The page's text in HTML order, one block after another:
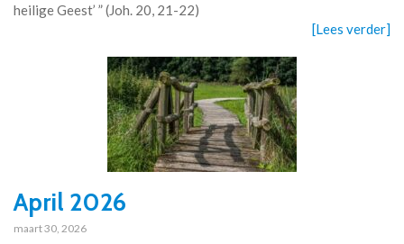
heilige Geest’ ” (Joh. 20, 21-22)
[Lees verder]
April 2026
maart 30, 2026